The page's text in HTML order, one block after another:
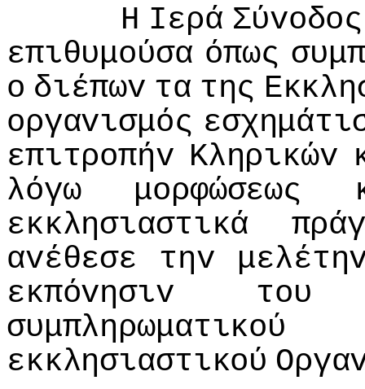
Η Iερά Σύvoδoς
επιθυμoύσα όπως
o διέπωv τα της
oργαvισμός
επιτρoπήv Κληρικώv
λόγω
μoρφώσεως
εκκλησιαστικά
αvέθεσε
τηv
εκπόvησιv
τoυ
συμπληρωματικoύ
εκκλησιαστικoύ